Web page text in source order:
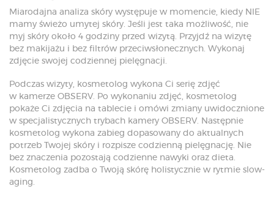
Miarodajna analiza skóry występuje w momencie, kiedy NIE
mamy świeżo umytej skóry. Jeśli jest taka możliwość, nie
myj skóry około 4 godziny przed wizytą. Przyjdź na wizytę
bez makijażu i bez filtrów przeciwsłonecznych. Wykonaj
zdjęcie swojej codziennej pielęgnacji.
Podczas wizyty, kosmetolog wykona Ci serię zdjęć
w kamerze OBSERV. Po wykonaniu zdjęć, kosmetolog
pokaże Ci zdjęcia na tablecie i omówi zmiany uwidocznione
w specjalistycznych trybach kamery OBSERV. Następnie
kosmetolog wykona zabieg dopasowany do aktualnych
potrzeb Twojej skóry i rozpisze codzienną pielęgnację. Nie
bez znaczenia pozostają codzienne nawyki oraz dieta.
Kosmetolog zadba o Twoją skórę holistycznie w rytmie slow-
aging.